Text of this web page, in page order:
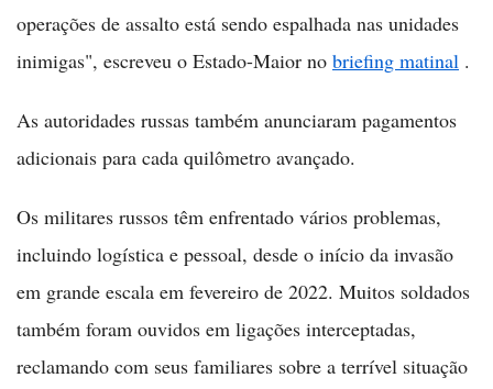
operações de assalto está sendo espalhada nas unidades
inimigas", escreveu o Estado-Maior no briefing matinal .
As autoridades russas também anunciaram pagamentos
adicionais para cada quilômetro avançado.
Os militares russos têm enfrentado vários problemas,
incluindo logística e pessoal, desde o início da invasão
em grande escala em fevereiro de 2022. Muitos soldados
também foram ouvidos em ligações interceptadas,
reclamando com seus familiares sobre a terrível situação